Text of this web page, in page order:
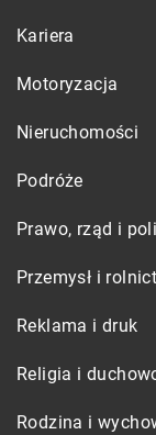
Kariera
Motoryzacja
Nieruchomości
Podróże
Prawo, rząd i
Przemysł i
Reklama i druk
Religia i
Rodzina i